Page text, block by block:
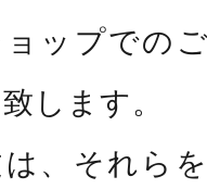
ョップでの
します。
、それら